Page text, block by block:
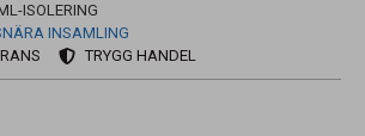
ISOLERING
INSAMLING
TRYGG HANDEL